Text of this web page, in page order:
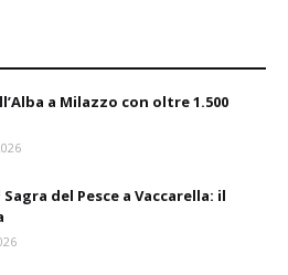
a Milazzo con oltre 1.500
Sagra del Pesce a Vaccarella: il